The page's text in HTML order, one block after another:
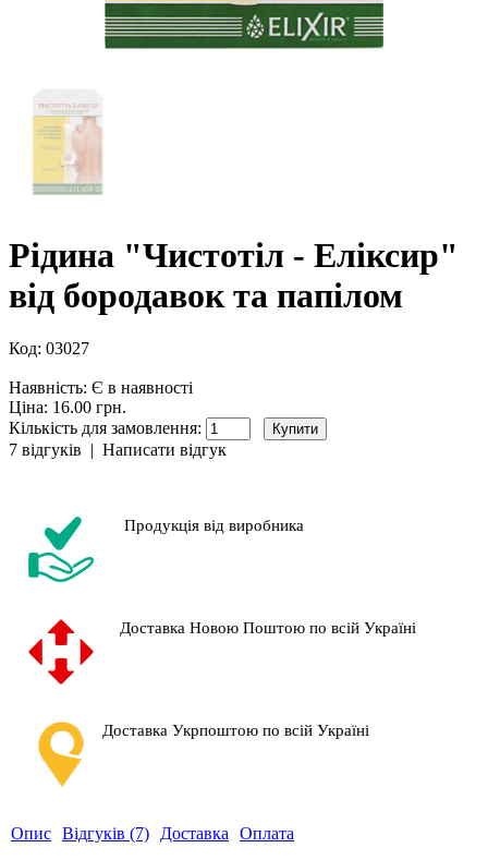
Рідина "Чистотіл - Еліксир"
від бородавок та папілом
Код: 03027
Наявність: Є в наявності
Ціна: 16.00 грн.
Кількість для замовлення:
7 відгуків | Написати відгук
Продукція від виробника
Доставка Новою Поштою по всій Україні
Доставка Укрпоштою по всій Україні
Опис Відгуків (7) Доставка Оплата